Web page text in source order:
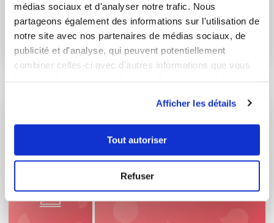
médias sociaux et d'analyser notre trafic. Nous
partageons également des informations sur l'utilisation de
notre site avec nos partenaires de médias sociaux, de
publicité et d'analyse, qui peuvent potentiellement
combiner celles-ci avec d'autres informations que vous
Afficher les détails
Tout autoriser
Refuser
Boulangerie